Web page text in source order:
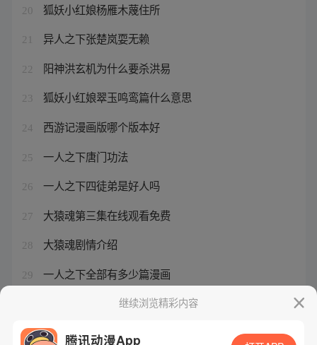
20 狐妖小红娘杨雁木蔑住所
21 异人之下张楚岚耍无赖
22 阳神洪玄机为什么要杀洪易
23 狐妖小红娘翠玉鸣鸾篇什么意思
24 西游记漫画版哪个版本好
25 一人之下唐门功法
26 一人之下四徒弟是好人吗
27 大猿魂第三集在线观看免费
28 大猿魂剧情介绍
29 一人之下全部有多少篇漫画
张柏芝和谁长得像继续浏览精彩内容
腾讯动漫App